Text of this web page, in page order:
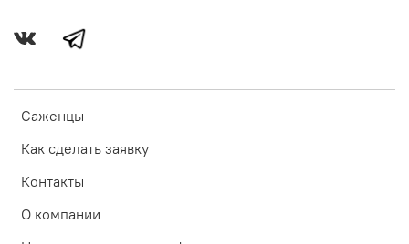
Саженцы
Как сделать заявку
Контакты
О компании